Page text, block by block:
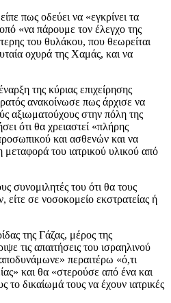
πως οδεύει να «εγκρίνει τα
«να πάρουμε τον έλεγχο της
του θυλάκου, που θεωρείται
οχυρά της Χαμάς, και να
της κύριας επιχείρησης
ανακοίνωσε πως άρχισε να
αξιωματούχους στην πόλη της
ότι θα χρειαστεί «πλήρης
και ασθενών και να
μεταφορά του ιατρικού υλικού από
συνομιλητές του ότι θα τους
είτε σε νοσοκομείο εκστρατείας ή
της Γάζας, μέρος της
τις απαιτήσεις του ισραηλινού
περαιτέρω «ό,τι
και θα «στερούσε από ένα και
δικαίωμά τους να έχουν ιατρικές